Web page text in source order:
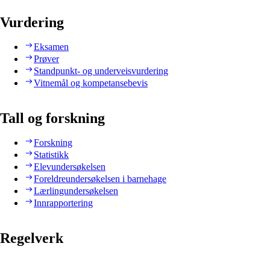
Vurdering
Eksamen
Prøver
Standpunkt- og underveisvurdering
Vitnemål og kompetansebevis
Tall og forskning
Forskning
Statistikk
Elevundersøkelsen
Foreldreundersøkelsen i barnehage
Lærlingundersøkelsen
Innrapportering
Regelverk